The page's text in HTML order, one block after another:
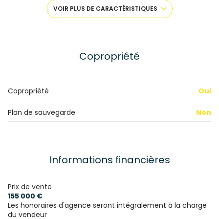
cuisine séparée (semi-équipée)
1er étage
cave
VOIR PLUS DE CARACTÉRISTIQUES
Copropriété
Copropriété Oui
Plan de sauvegarde Non
Informations financières
Prix de vente
155 000 €
Les honoraires d'agence seront intégralement à la charge
du vendeur